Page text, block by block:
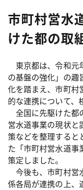
市町村営水
けた都の取
東京都は、令和元
の基盤の強化」の趣
化を踏まえ、市町村
的な連携について、
全国に先駆けた都
営水道事業の現状と
策などを整理すると
た「市町村営水道事
策定しました。
今後も、市町村営
係各局が連携の上、